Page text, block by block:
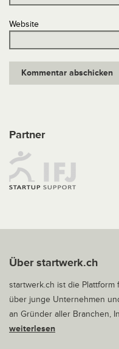
Website
Partner
Über startwerk.ch
startwerk.ch ist die Plattform
über junge Unternehmen
an Gründer aller Branchen,
weiterlesen